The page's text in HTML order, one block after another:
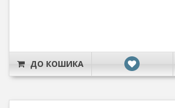
ДО КОШИКА